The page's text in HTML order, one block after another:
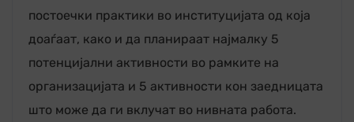
постоечки практики во институцијата од која
доаѓаат, како и да планираат најмалку 5
потенцијални активности во рамките на
организацијата и 5 активности кон заедницата
што може да ги вклучат во нивната работа.